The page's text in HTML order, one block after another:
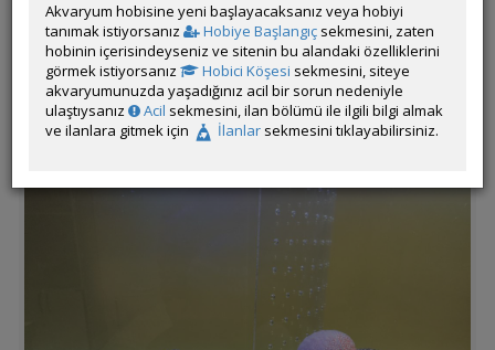
Akvaryum hobisine yeni başlayacaksanız veya hobiyi
tanımak istiyorsanız
Hobiye Başlangıç sekmesini, zaten
hobinin içerisindeyseniz ve sitenin bu alandaki özelliklerini
görmek istiyorsanız
Hobici Köşesi sekmesini, siteye
akvaryumunuzda yaşadığınız acil bir sorun nedeniyle
ulaştıysanız
Acil sekmesini, ilan bölümü ile ilgili bilgi almak
ve ilanlara gitmek için
İlanlar sekmesini tıklayabilirsiniz.